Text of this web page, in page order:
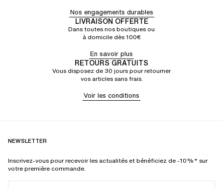
Nos engagements durables
LIVRAISON OFFERTE
Dans toutes nos boutiques ou
à domicile dès 100€
En savoir plus
RETOURS GRATUITS
Vous disposez de 30 jours pour retourner
vos articles sans frais.
Voir les conditions
NEWSLETTER
Inscrivez-vous pour recevoir les actualités et bénéficiez de -10%* sur
votre première commande.